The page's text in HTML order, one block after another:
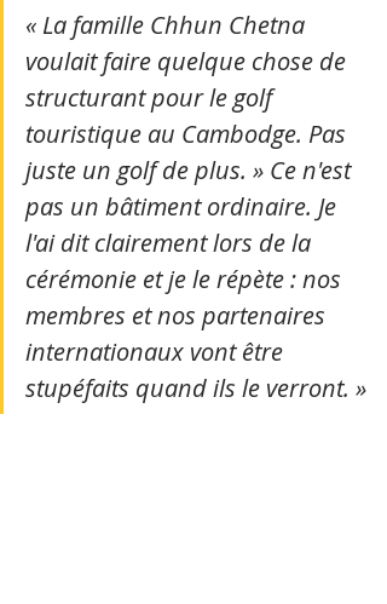
« La famille Chhun Chetna
voulait faire quelque chose de
structurant pour le golf
touristique au Cambodge. Pas
juste un golf de plus. » Ce n'est
pas un bâtiment ordinaire. Je
l'ai dit clairement lors de la
cérémonie et je le répète : nos
membres et nos partenaires
internationaux vont être
stupéfaits quand ils le verront. »